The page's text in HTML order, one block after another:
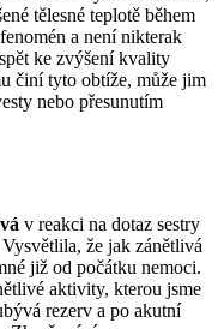
tělesné teplotě během
a není nikterak
ke zvýšení kvality
činí tyto obtíže, může jim
nebo přesunutím
v reakci na dotaz sestry
že jak zánětlivá
již od počátku nemoci.
aktivity, kterou jsme
rezerv a po akutní